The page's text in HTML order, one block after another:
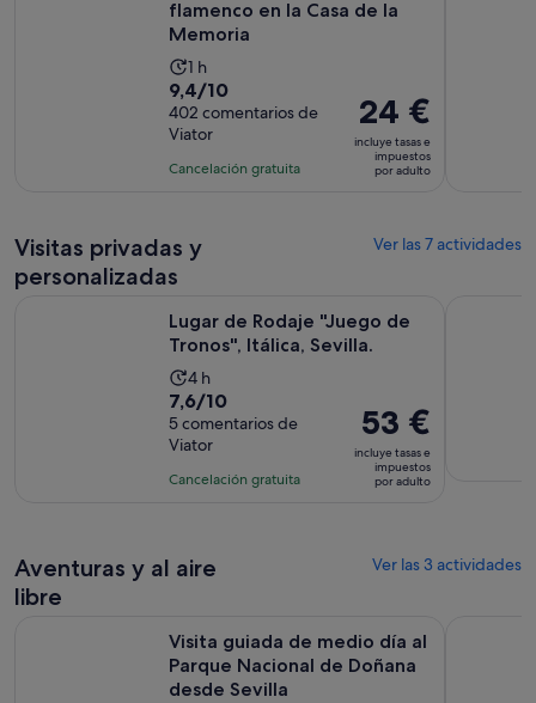
flamenco en la Casa de la
Memoria
La
duración
de
la
actividad
1 hora
1 h
9.4
sobre
10
con
9,4/10
402 comentarios de
Viator
Cancelación gratuita
El
precio
es
de
adulto
24 €
incluye tasas e
impuestos
por adulto
Visitas privadas y
personalizadas
Ver las 7 actividades
Lugar de Rodaje "Juego de
Tronos", Itálica, Sevilla.
La
duración
de
la
actividad
4 horas
4 h
7.6
sobre
10
con
7,6/10
5 comentarios de
Viator
Cancelación gratuita
El
precio
es
de
adulto
53 €
incluye tasas e
impuestos
por adulto
Aventuras y al aire
libre
Ver las 3 actividades
Visita guiada de medio día al
Parque Nacional de Doñana
desde Sevilla